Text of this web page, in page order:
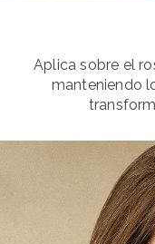
Aplica sobre el
manteniendo